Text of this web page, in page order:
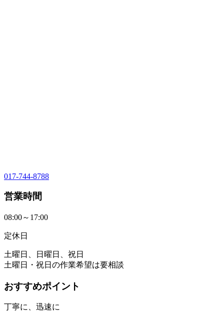
017-744-8788
営業時間
08:00～17:00
定休日
土曜日、日曜日、祝日
土曜日・祝日の作業希望は要相談
おすすめポイント
丁寧に、迅速に